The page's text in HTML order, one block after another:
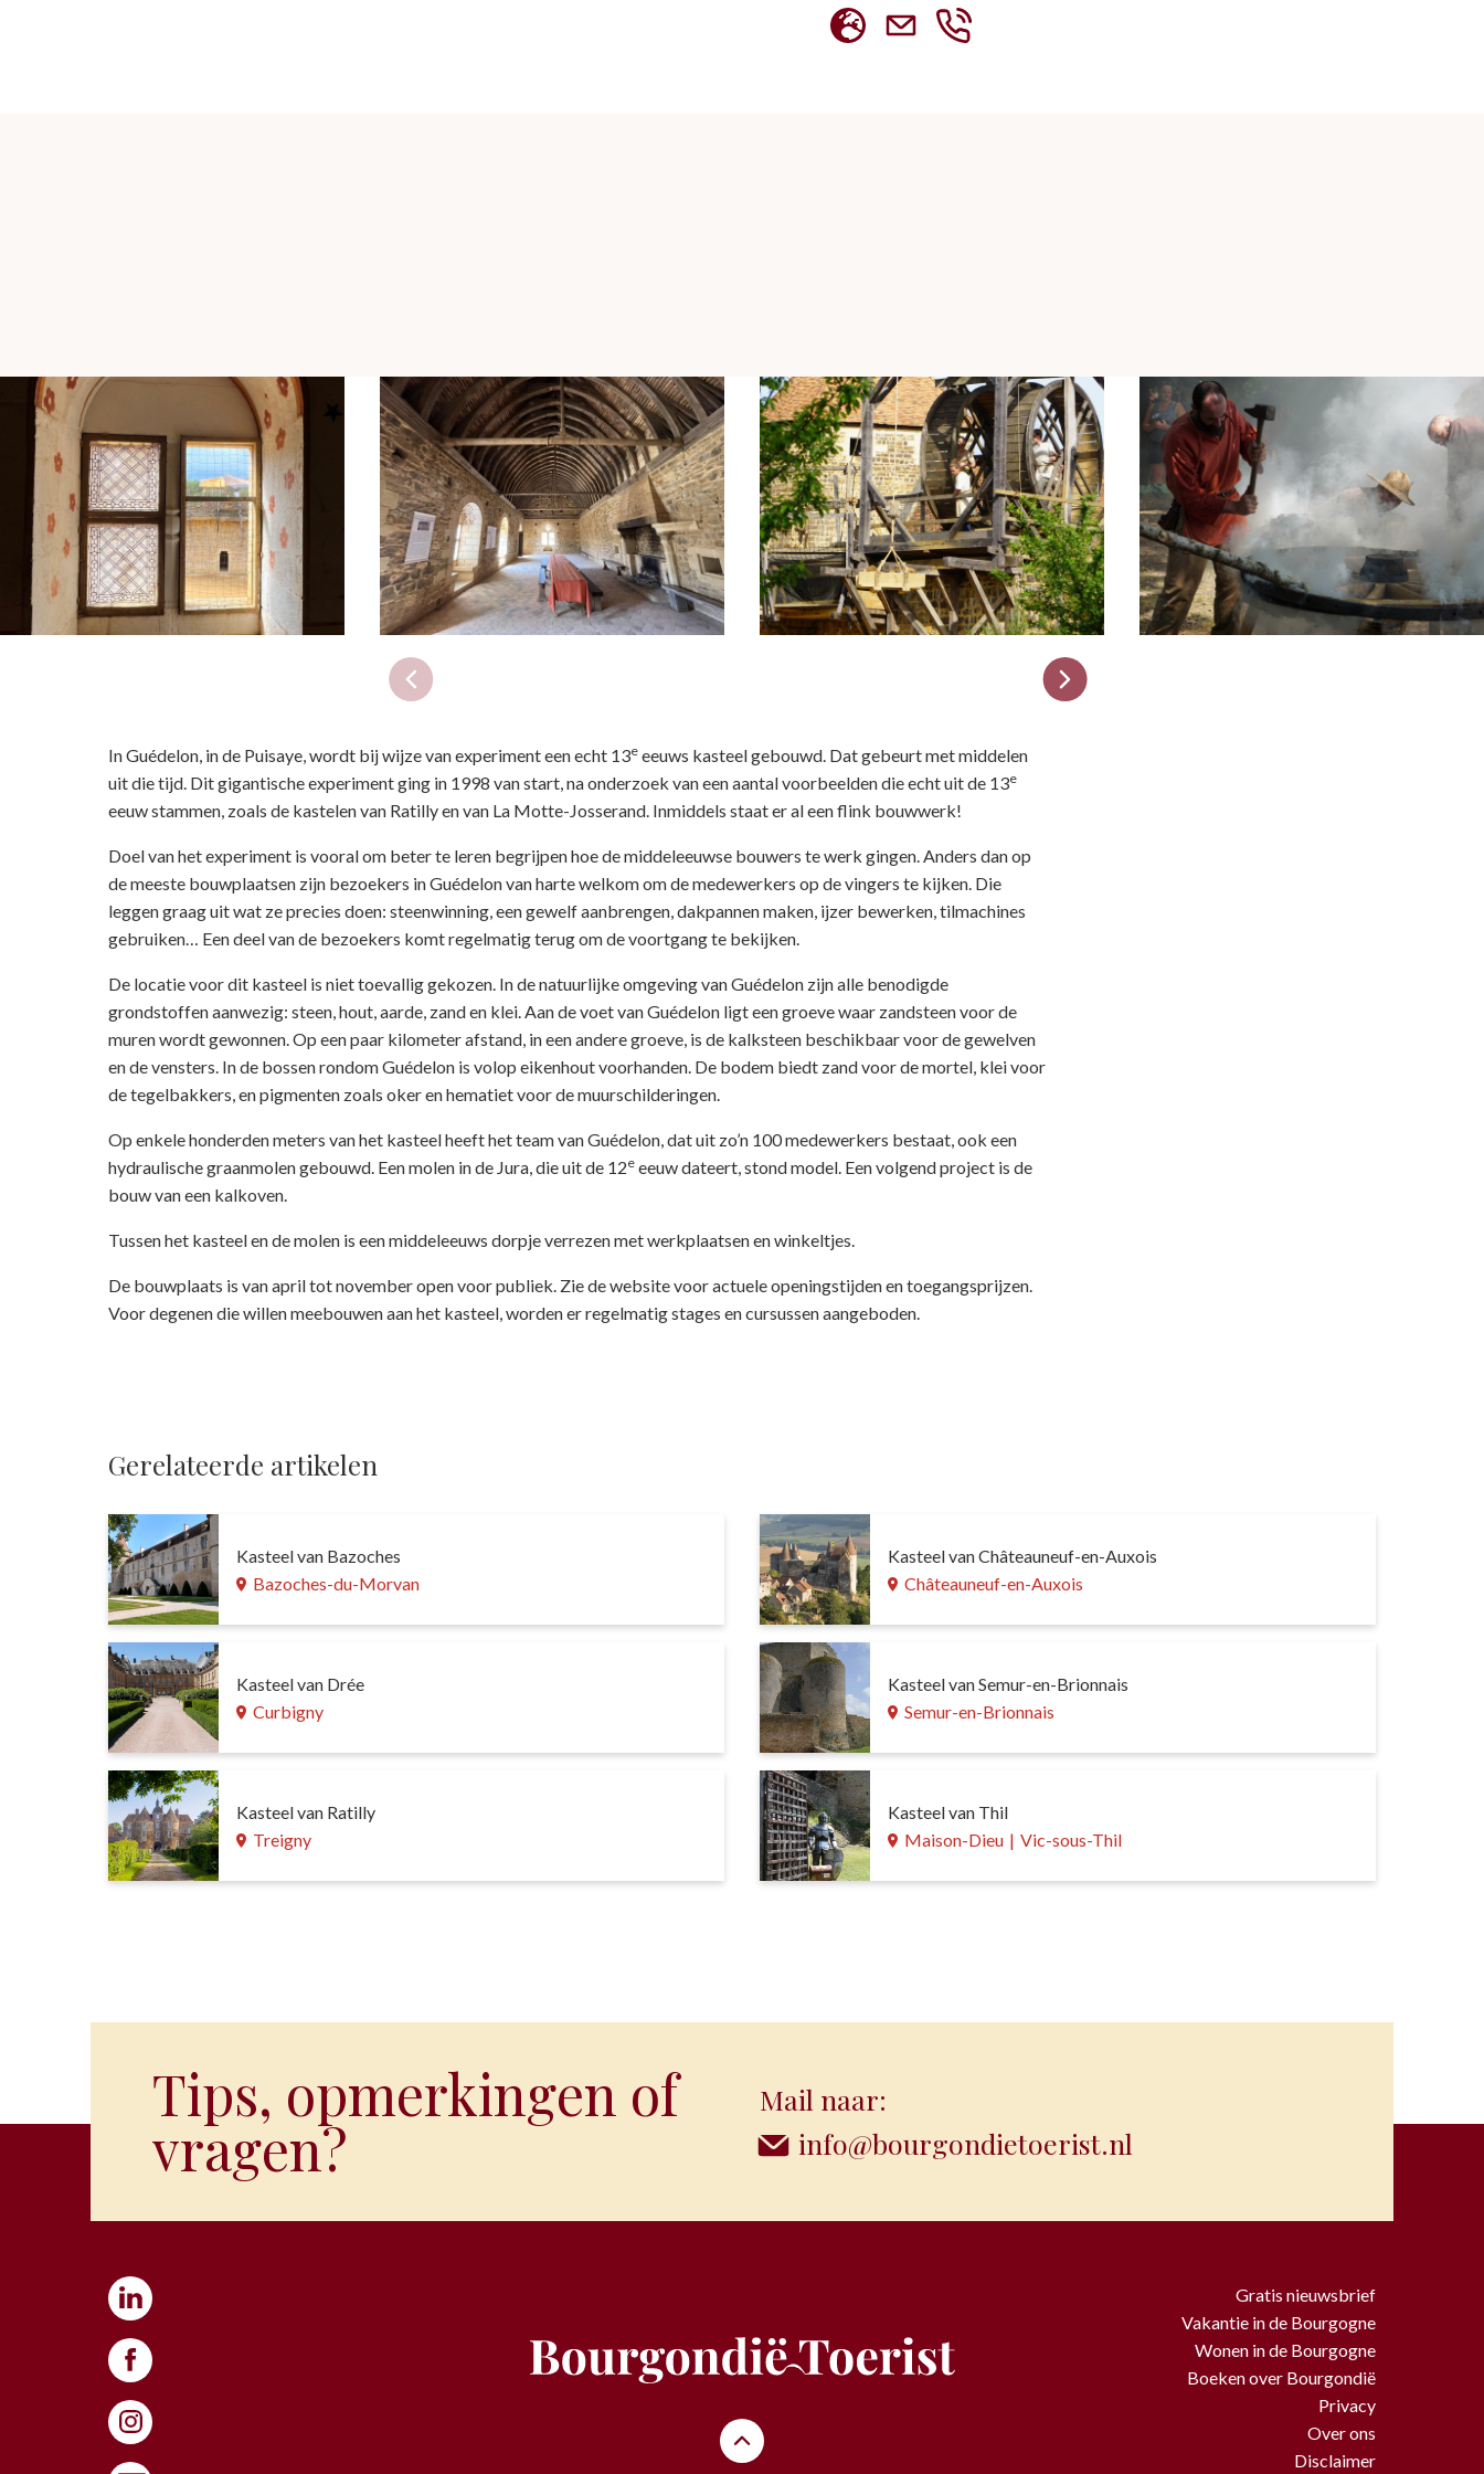
In Guédelon, in de Puisaye, wordt bij wijze van experiment een echt 13e eeuws kasteel gebouwd. Dat gebeurt met middelen
uit die tijd. Dit gigantische experiment ging in 1998 van start, na onderzoek van een aantal voorbeelden die echt uit de 13e
eeuw stammen, zoals de kastelen van Ratilly en van La Motte-Josserand. Inmiddels staat er al een flink bouwwerk!
Doel van het experiment is vooral om beter te leren begrijpen hoe de middeleeuwse bouwers te werk gingen. Anders dan op
de meeste bouwplaatsen zijn bezoekers in Guédelon van harte welkom om de medewerkers op de vingers te kijken. Die
leggen graag uit wat ze precies doen: steenwinning, een gewelf aanbrengen, dakpannen maken, ijzer bewerken, tilmachines
gebruiken… Een deel van de bezoekers komt regelmatig terug om de voortgang te bekijken.
De locatie voor dit kasteel is niet toevallig gekozen. In de natuurlijke omgeving van Guédelon zijn alle benodigde
grondstoffen aanwezig: steen, hout, aarde, zand en klei. Aan de voet van Guédelon ligt een groeve waar zandsteen voor de
muren wordt gewonnen. Op een paar kilometer afstand, in een andere groeve, is de kalksteen beschikbaar voor de gewelven
en de vensters. In de bossen rondom Guédelon is volop eikenhout voorhanden. De bodem biedt zand voor de mortel, klei voor
de tegelbakkers, en pigmenten zoals oker en hematiet voor de muurschilderingen.
Op enkele honderden meters van het kasteel heeft het team van Guédelon, dat uit zo’n 100 medewerkers bestaat, ook een
hydraulische graanmolen gebouwd. Een molen in de Jura, die uit de 12e eeuw dateert, stond model. Een volgend project is de
bouw van een kalkoven.
Tussen het kasteel en de molen is een middeleeuws dorpje verrezen met werkplaatsen en winkeltjes.
De bouwplaats is van april tot november open voor publiek. Zie de website voor actuele openingstijden en toegangsprijzen.
Voor degenen die willen meebouwen aan het kasteel, worden er regelmatig stages en cursussen aangeboden.
Gerelateerde artikelen
Kasteel van Bazoches
Bazoches-du-Morvan
Kasteel van Drée
Curbigny
Kasteel van Ratilly
Treigny
Kasteel van Châteauneuf-en-Auxois
Châteauneuf-en-Auxois
Kasteel van Semur-en-Brionnais
Semur-en-Brionnais
Kasteel van Thil
Maison-Dieu | Vic-sous-Thil
Tips, opmerkingen of
vragen?
Mail naar:
info@bourgondietoerist.nl
Gratis nieuwsbrief
Vakantie in de Bourgogne
Wonen in de Bourgogne
Boeken over Bourgondië
Privacy
Over ons
Disclaimer